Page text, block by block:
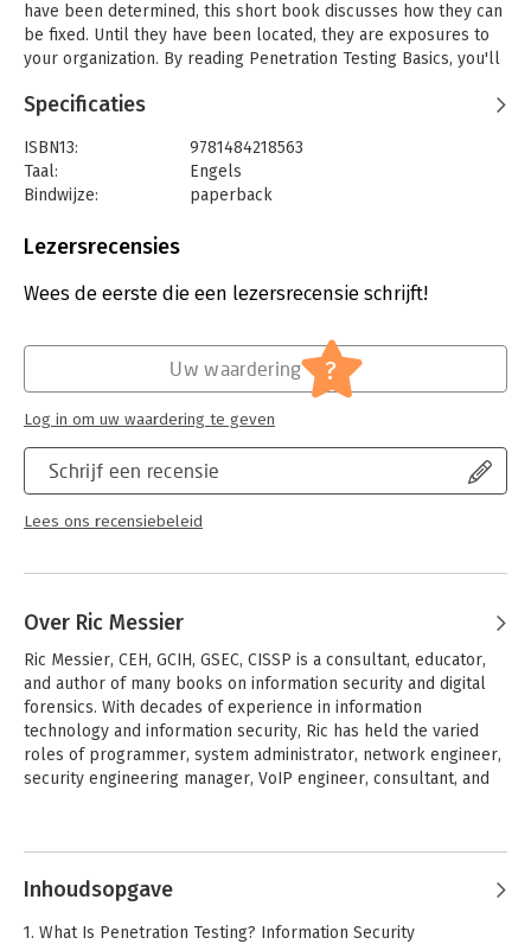
have been determined, this short book discusses how they can
be fixed. Until they have been located, they are exposures to
your organization. By reading Penetration Testing Basics, you'll
penetration testing on systems and networks for which you are
What You Will Learn
-Identify security vulnerabilities
-Read reports from testing tools
-Identify common Web-based attacks and exposures as well as
Who This Book Is For
Anyone who has some familiarity with computers and an
interest in information security and penetration testing.
Specificaties
ISBN13:
9781484218563
Taal:
Engels
Bindwijze:
paperback
Verschijningsdatum:
Lezersrecensies
Wees de eerste die een lezersrecensie schrijft!
Schrijf een recensie
Lees ons recensiebeleid
Uw waardering ?
Log in om uw waardering te geven
Over Ric Messier
Ric Messier, CEH, GCIH, GSEC, CISSP is a consultant, educator,
and author of many books on information security and digital
forensics. With decades of experience in information
technology and information security, Ric has held the varied
roles of programmer, system administrator, network engineer,
security engineering manager, VoIP engineer, consultant, and
Andere boeken door Ric Messier
Inhoudsopgave
1. What Is Penetration Testing? Information Security